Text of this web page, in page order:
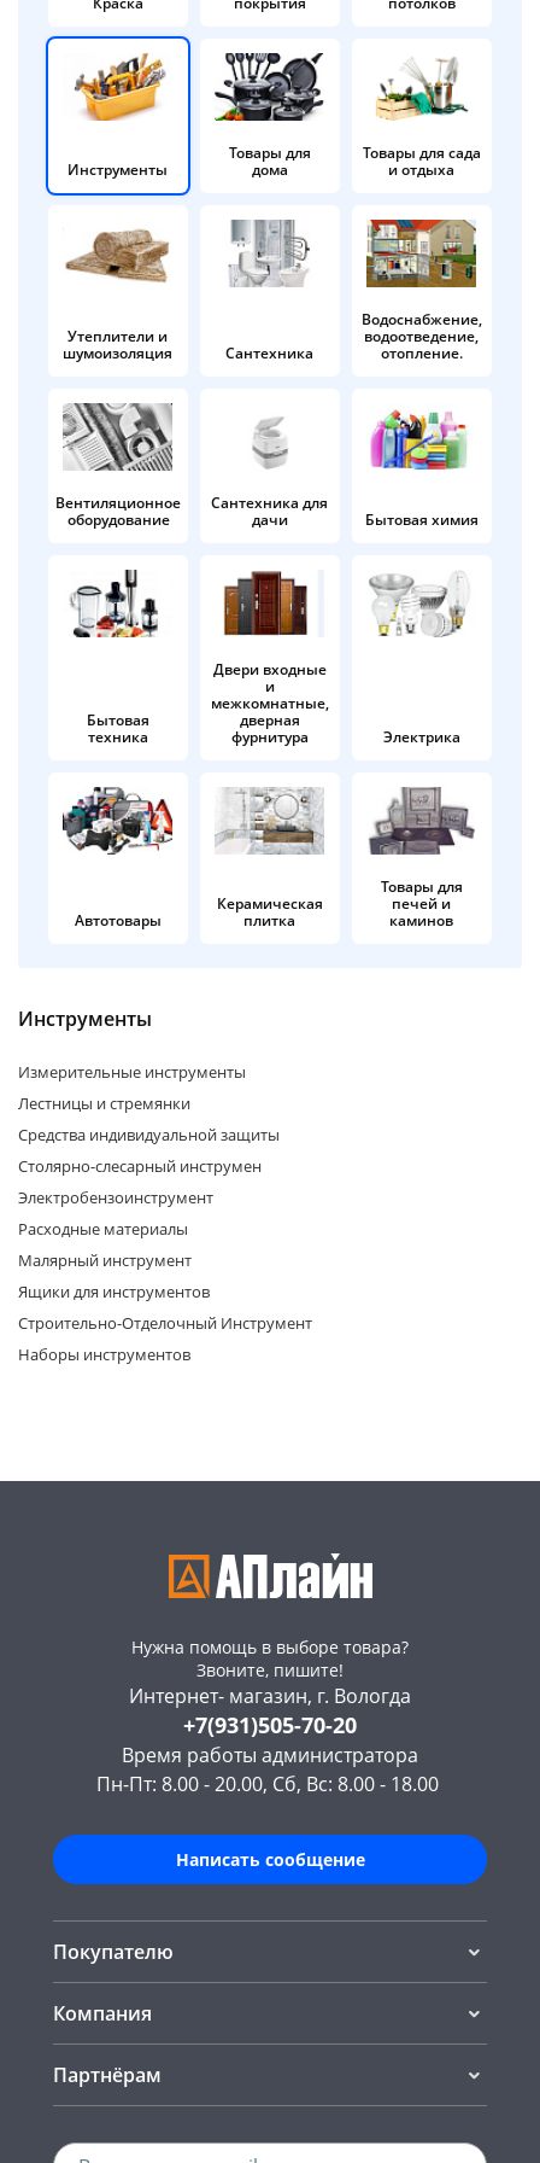
Инструменты
Товары для
дома
Товары для сада
и отдыха
Утеплители и
шумоизоляция
Сантехника
Водоснабжение,
водоотведение,
отопление.
Вентиляционное
оборудование
Сантехника для
дачи
Бытовая химия
Бытовая
техника
Двери входные
и
межкомнатные,
дверная
фурнитура
Электрика
Автотовары
Керамическая
плитка
Товары для
печей и
каминов
Инструменты
Измерительные инструменты
Лестницы и стремянки
Средства индивидуальной защиты
Столярно-слесарный инструмен
Электробензоинструмент
Расходные материалы
Малярный инструмент
Ящики для инструментов
Строительно-Отделочный Инструмент
Наборы инструментов
Нужна помощь в выборе товара?
Звоните, пишите!
Интернет- магазин, г. Вологда
+7(931)505-70-20
Время работы администратора
Пн-Пт: 8.00 - 20.00, Сб, Вс: 8.00 - 18.00
Написать сообщение
Покупателю
Компания
Партнёрам
Добавляйте товары
в корзину
Оплачивайте сегодня только
25% картой любого банка
Получайте товар
выбранный способом
Оставшиеся
% будут
по25%каждые 2 недели
Подробнее
об оплате Плайтом
раз в 2
недели
Остались вопросы?
8 800 302-02-51
plait.ru